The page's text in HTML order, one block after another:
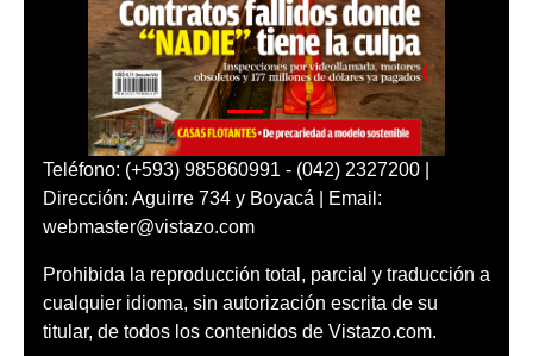
Teléfono: (+593) 985860991 - (042) 2327200 |
Dirección: Aguirre 734 y Boyacá | Email:
webmaster@vistazo.com
Prohibida la reproducción total, parcial y traducción a
cualquier idioma, sin autorización escrita de su
titular, de todos los contenidos de Vistazo.com.